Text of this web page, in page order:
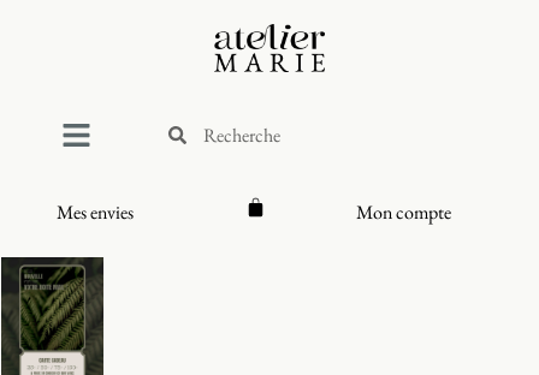
Mes envies Mon compte